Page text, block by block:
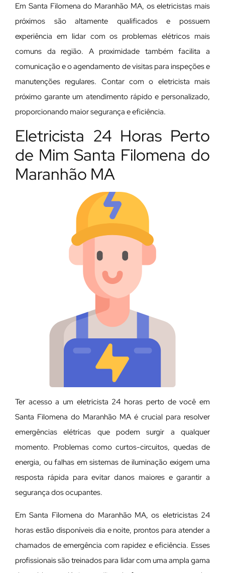
Em Santa Filomena do Maranhão MA, os eletricistas mais
próximos são altamente qualificados e possuem
experiência em lidar com os problemas elétricos mais
comuns da região. A proximidade também facilita a
comunicação e o agendamento de visitas para inspeções e
manutenções regulares. Contar com o eletricista mais
próximo garante um atendimento rápido e personalizado,
proporcionando maior segurança e eficiência.
Eletricista 24 Horas Perto
de Mim Santa Filomena do
Maranhão MA
Ter acesso a um eletricista 24 horas perto de você em
Santa Filomena do Maranhão MA é crucial para resolver
emergências elétricas que podem surgir a qualquer
momento. Problemas como curtos-circuitos, quedas de
energia, ou falhas em sistemas de iluminação exigem uma
resposta rápida para evitar danos maiores e garantir a
segurança dos ocupantes.
Em Santa Filomena do Maranhão MA, os eletricistas 24
horas estão disponíveis dia e noite, prontos para atender a
chamados de emergência com rapidez e eficiência. Esses
profissionais são treinados para lidar com uma ampla gama